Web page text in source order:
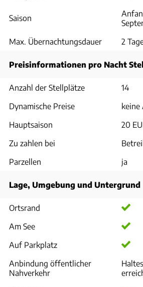
Saison
Max. Übernachtungsdauer
2
Preisinformationen pro Nacht
Anzahl der Stellplätze
14
Dynamische Preise
keine
Hauptsaison
20
Zu zahlen bei
Parzellen
ja
Lage, Umgebung und Untergrund
Ortsrand
Am See
Auf Parkplatz
Anbindung öffentlicher
Nahverkehr